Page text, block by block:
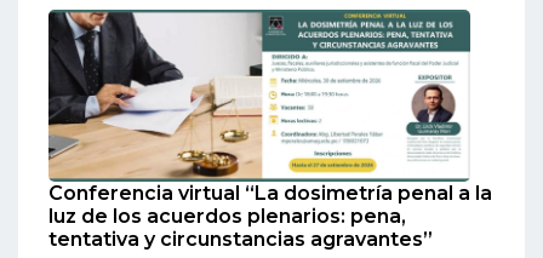
Conferencia virtual “La dosimetría penal a la
luz de los acuerdos plenarios: pena,
tentativa y circunstancias agravantes”